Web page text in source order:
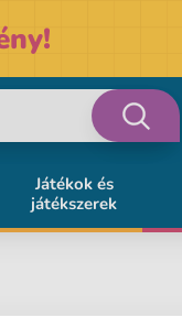
Játékok és
játékszerek